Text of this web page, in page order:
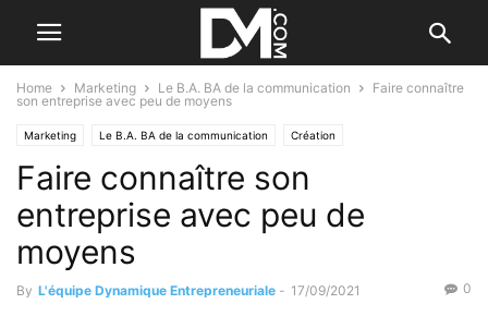
Home Marketing Le B.A. BA de la communication
Faire connaître
son entreprise avec peu de moyens
Marketing Le B.A. BA de la communication Création
Se former / Se faire accompagner
Faire connaître son
entreprise avec peu de
moyens
By L'équipe Dynamique Entrepreneuriale - 17/09/2021 0